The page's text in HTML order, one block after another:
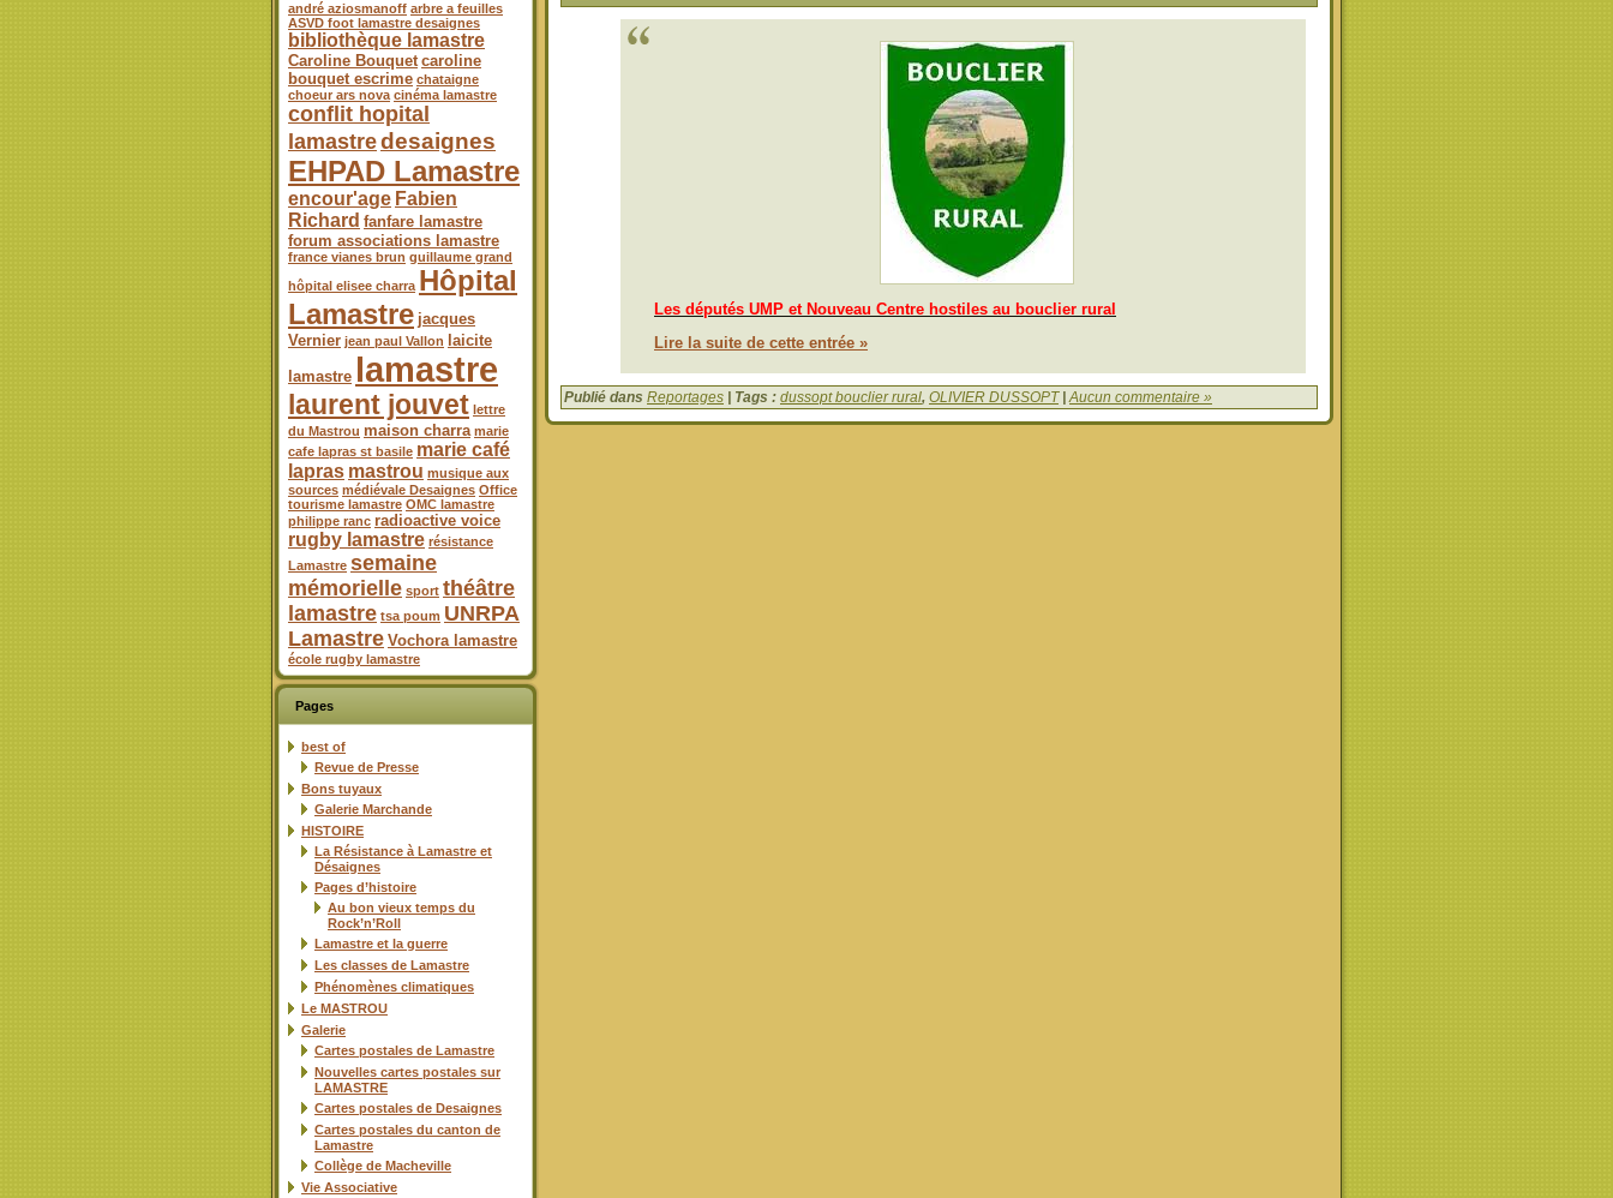
andré aziosmanoff arbre a feuilles
ASVD foot lamastre desaignes
bibliothèque lamastre
Caroline Bouquet caroline
bouquet escrime chataigne
choeur ars nova cinéma lamastre
conflit hopital
lamastredesaignes
EHPAD Lamastre
encour'age Fabien
Richard fanfare lamastre
forum associations lamastre
france vianes brun guillaume grand
hôpital elisee charra Hôpital
Lamastre jacques
Vernier jean paul Vallon
laicite
lamastre lamastre
laurent jouvet lettre
du Mastrou maison charra marie
cafe lapras st basile marie café
lapras mastrou musique aux
sources médiévale Desaignes Office
tourisme lamastre OMC lamastre
philippe ranc radioactive voice
rugby lamastre résistance
Lamastre semaine
mémorielle sport théâtre
lamastre tsa poum UNRPA
Lamastre Vochora lamastre
école rugby lamastre
Pages
best of
Revue de Presse
Bons tuyaux
Galerie Marchande
HISTOIRE
La Résistance à Lamastre et
Désaignes
Pages d’histoire
Au bon vieux temps du
Rock’n’Roll
Lamastre et la guerre
Les classes de Lamastre
Phénomènes climatiques
Le MASTROU
Galerie
Cartes postales de Lamastre
Nouvelles cartes postales sur
LAMASTRE
Cartes postales de Desaignes
Cartes postales du canton de
Lamastre
Collège de Macheville
Vie Associative
Les députés UMP et Nouveau Centre hostiles au bouclier rural
Lire la suite de cette entrée »
Publié dans Reportages | Tags : dussopt bouclier rural, OLIVIER DUSSOPT|Aucun commentaire »